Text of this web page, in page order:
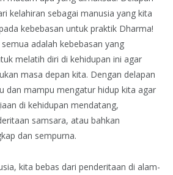
kelahiran sebagai manusia yang kita
kebebasan untuk praktik Dharma!
adalah kebebasan yang
melatih diri di kehidupan ini agar
masa depan kita. Dengan delapan
dan mampu mengatur hidup kita agar
di kehidupan mendatang,
samsara, atau bahkan
dan sempurna.
kita bebas dari penderitaan di alam-